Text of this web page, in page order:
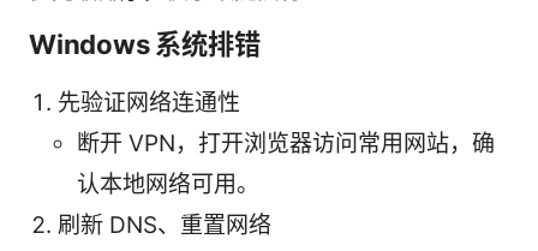
Windows 系统排错
先验证网络连通性
断开 VPN，打开浏览器访问常用网站，确
认本地网络可用。
刷新 DNS、重置网络